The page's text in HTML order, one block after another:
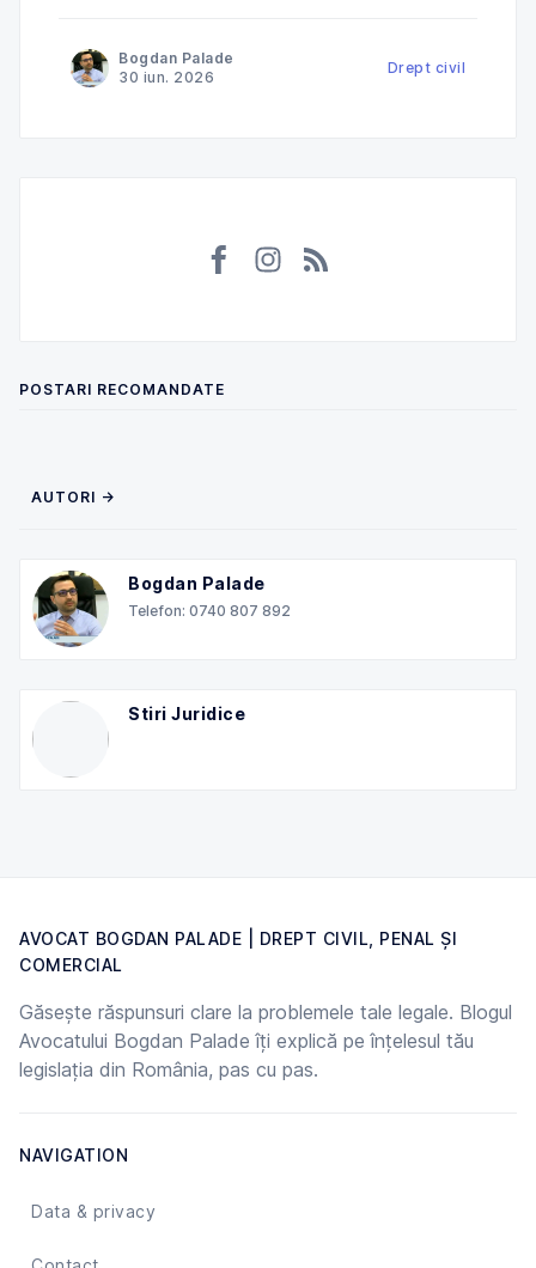
încerca să taxeze în România venituri deja
impozitate în Norvegia și ce
Bogdan Palade
30 iun. 2026
Drept civil
POSTARI RECOMANDATE
AUTORI →
Bogdan Palade
Telefon: 0740 807 892
Stiri Juridice
AVOCAT BOGDAN PALADE | DREPT CIVIL, PENAL ȘI
COMERCIAL
Găsește răspunsuri clare la problemele tale legale. Blogul
Avocatului Bogdan Palade îți explică pe înțelesul tău
legislația din România, pas cu pas.
NAVIGATION
Data & privacy